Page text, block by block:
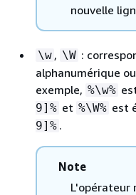
nouvelle
\w , \W :
alphanumérique
exemple, %\w%
9]% et %\W% est
9]% .
Note
L'opérateur